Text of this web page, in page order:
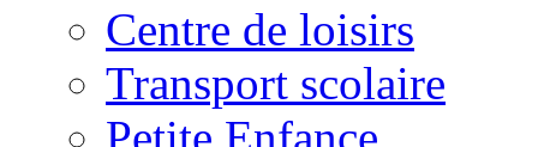
Centre de loisirs
Transport scolaire
Petite Enfance